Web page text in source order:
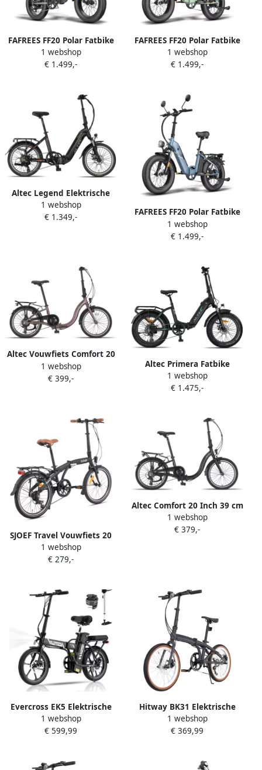
FAFREES FF20 Polar Fatbike
E-Bike voor & 20 inch
vouwfiets 48V 12Ah*2 accu
bereikelektrische fatbikes
Toegestaan voor
kentekenregistratieElektrische
1 webshop
€ 1.499,-
FAFREES FF20 Polar Fatbike
E-Bike voor & 20 inch
vouwfiets 48V 12Ah*2 accu
bereikelektrische fatbikes
Toegestaan voor
kentekenregistratieElektrische
Fiets Groente
1 webshop
€ 1.499,-
Altec Legend Elektrische
Vouwfiets Mat Zwart 20
inch Accu 460Wh (36V
1 webshop
€ 1.349,-
FAFREES FF20 Polar Fatbike
E-Bike voor & 20 inch
vouwfiets 48V 12Ah*2 accu
bereikelektrische fatbikes
Toegestaan voor
kentekenregistratieElektrische
Fiets Blauw
1 webshop
€ 1.499,-
Altec Vouwfiets Comfort 20
Inch 39 cm Unisex 6V V-
Brakes Terracotta
1 webshop
€ 399,-
Altec Primera Fatbike
Vouwfiets Mat Zwart 20
inch Accu 480Wh (48V 10Ah)
Versnellingen
1 webshop
€ 1.475,-
SJOEF Travel Vouwfiets 20
inch Plooifiets Volwassene 6
Versnellingen Compact &
1 webshop
€ 279,-
Altec Comfort 20 Inch 39 cm
Unisex 6V V Brakes
Matzwart
1 webshop
€ 379,-
Evercross EK5 Elektrische
Fiets Opvouwbaar E-Bike 16
Inch 25km u zwart
1 webshop
€ 599,99
Hitway BK31 Elektrische
stadsfiets 250W motor City
Commuter EBike 28x2 band
1 webshop
€ 369,99